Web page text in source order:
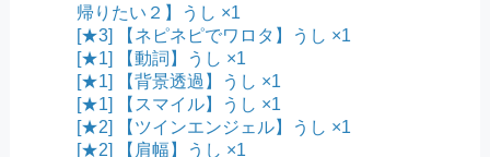
帰りたい２】うし ×1
[★3] 【ネピネピでワロタ】うし ×1
[★1] 【動詞】うし ×1
[★1] 【背景透過】うし ×1
[★1] 【スマイル】うし ×1
[★2] 【ツインエンジェル】うし ×1
[★2] 【肩幅】うし ×1